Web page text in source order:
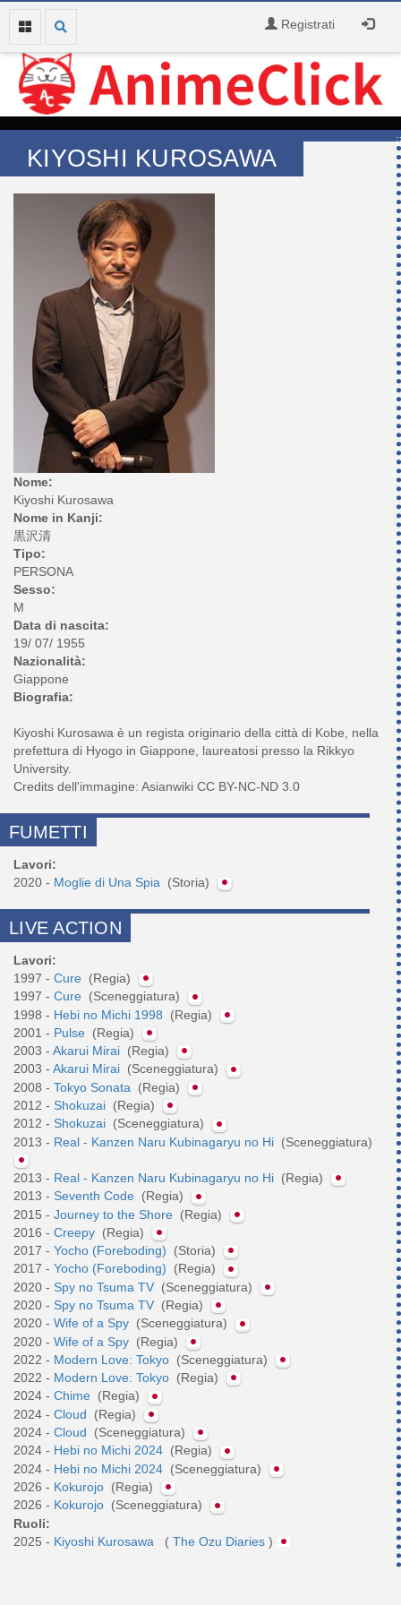
Registrati
KIYOSHI KUROSAWA
Nome:
Kiyoshi Kurosawa
Nome in Kanji:
黒沢清
Tipo:
PERSONA
Sesso:
M
Data di nascita:
19/ 07/ 1955
Nazionalità:
Giappone
Biografia:
Kiyoshi Kurosawa è un regista originario della città di Kobe, nella
prefettura di Hyogo in Giappone, laureatosi presso la Rikkyo
University.
FUMETTI
Lavori:
2020 - Moglie di Una Spia (Storia)
LIVE ACTION
Lavori:
1997 - Cure (Regia)
1997 - Cure (Sceneggiatura)
1998 - Hebi no Michi 1998
(Regia)
2001 - Pulse (Regia)
2003 - Akarui Mirai (Regia)
2003 - Akarui Mirai (Sceneggiatura)
2008 - Tokyo Sonata
(Regia)
2012 - Shokuzai (Regia)
2012 - Shokuzai (Sceneggiatura)
2013 - Real - Kanzen Naru Kubinagaryu no Hi (Sceneggiatura)
2013 - Real - Kanzen Naru Kubinagaryu no Hi (Regia)
2013 - Seventh Code (Regia)
2015 - Journey to the Shore (Regia)
2016 - Creepy (Regia)
2017 - Yocho (Foreboding)
(Storia)
2017 - Yocho (Foreboding)
(Regia)
2020 - Spy no Tsuma TV (Sceneggiatura)
2020 - Spy no Tsuma TV (Regia)
2020 - Wife of a Spy (Sceneggiatura)
2020 - Wife of a Spy (Regia)
2022 - Modern Love: Tokyo (Sceneggiatura)
2022 - Modern Love: Tokyo (Regia)
2024 - Chime (Regia)
2024 - Cloud
(Regia)
2024 - Cloud
(Sceneggiatura)
2024 - Hebi no Michi 2024 (Regia)
2024 - Hebi no Michi 2024 (Sceneggiatura)
2026 - Kokurojo (Regia)
2026 - Kokurojo (Sceneggiatura)
Ruoli:
2025 - Kiyoshi Kurosawa ( The Ozu Diaries )